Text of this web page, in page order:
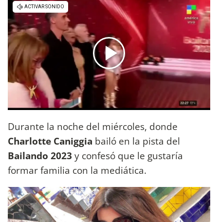
Durante la noche del miércoles, donde
Charlotte Caniggia bailó en la pista del
Bailando 2023 y confesó que le gustaría
formar familia con la mediática.